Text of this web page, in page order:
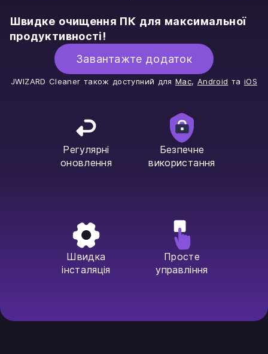
Швидке очищення ПК для максимальної
продуктивності!
Завантажте додаток
JWIZARD Cleaner також доступний дляMac, Android та iOS
Регулярні
оновлення
Безпечне
використання
Швидка
інсталяція
Просте
управління